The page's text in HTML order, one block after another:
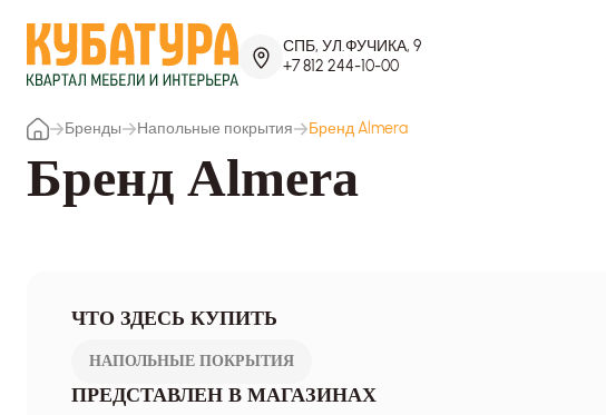
СПБ, УЛ.ФУЧИКА, 9
+7 812 244-10-00
Бренды Напольные покрытия Бренд Almera
Бренд Almera
ЧТО ЗДЕСЬ КУПИТЬ
НАПОЛЬНЫЕ ПОКРЫТИЯ
ПРЕДСТАВЛЕН В МАГАЗИНАХ